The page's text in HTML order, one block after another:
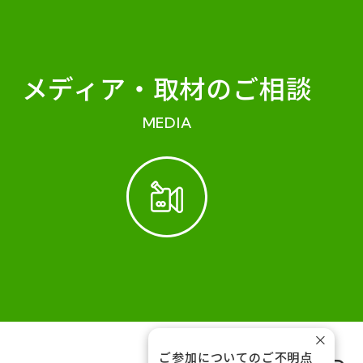
メディア・ 取材のご相談
MEDIA
ご参加についてのご不明点
×